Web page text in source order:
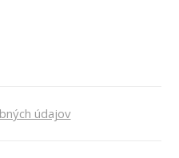
údajov